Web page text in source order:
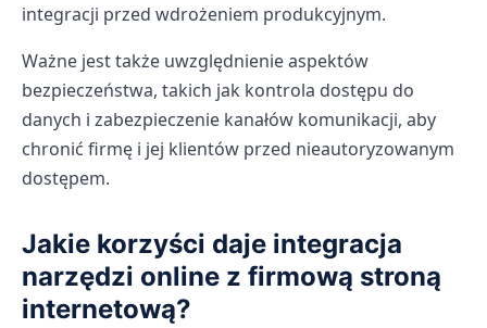
integracji przed wdrożeniem produkcyjnym.
Ważne jest także uwzględnienie aspektów
bezpieczeństwa, takich jak kontrola dostępu do
danych i zabezpieczenie kanałów komunikacji, aby
chronić firmę i jej klientów przed nieautoryzowanym
dostępem.
Jakie korzyści daje integracja
narzędzi online z firmową stroną
internetową?